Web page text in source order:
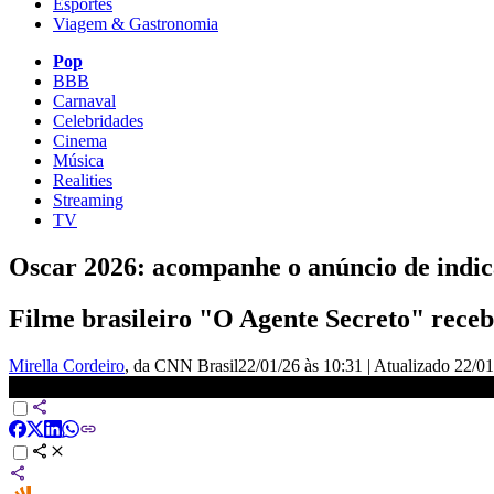
Esportes
Viagem & Gastronomia
Pop
BBB
Carnaval
Celebridades
Cinema
Música
Realities
Streaming
TV
Oscar 2026: acompanhe o anúncio de
Filme brasileiro "O Agente Secreto"
Mirella Cordeiro, da CNN Brasil22/01/26 às 10:31 | Atualizado 22/